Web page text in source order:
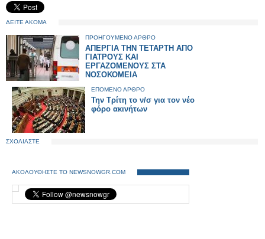
ΔΕΙΤΕ ΑΚΟΜΑ
ΠΡΟΗΓΟΥΜΕΝΟ ΑΡΘΡΟ
ΑΠΕΡΓΙΑ ΤΗΝ ΤΕΤΑΡΤΗ ΑΠΟ
ΓΙΑΤΡΟΥΣ ΚΑΙ
ΕΡΓΑΖΟΜΕΝΟΥΣ ΣΤΑ
ΝΟΣΟΚΟΜΕΙΑ
ΕΠΟΜΕΝΟ ΑΡΘΡΟ
Την Τρίτη το ν/σ για τον νέο
φόρο ακινήτων
ΣΧΟΛΙΑΣΤΕ
ΑΚΟΛΟΥΘΗΣΤΕ ΤΟ NEWSNOWGR.COM